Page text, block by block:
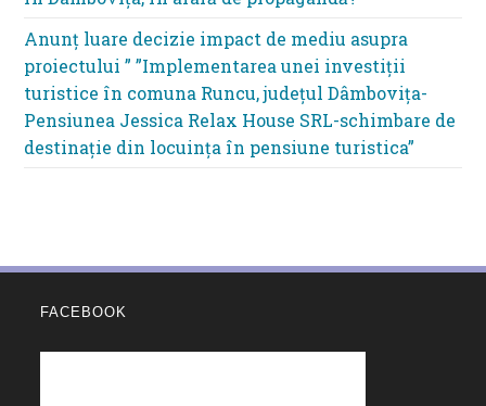
Anunț luare decizie impact de mediu asupra
proiectului ” ”Implementarea unei investiții
turistice în comuna Runcu, județul Dâmbovița-
Pensiunea Jessica Relax House SRL-schimbare de
destinație din locuința în pensiune turistica”
FACEBOOK